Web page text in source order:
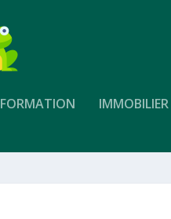
FORMATION IMMOBILIER